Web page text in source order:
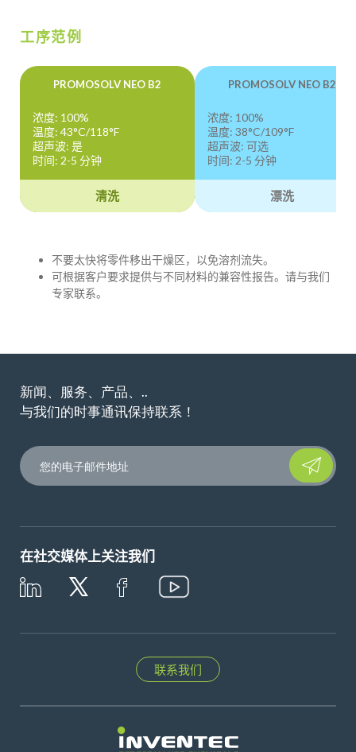
工序范例
PROMOSOLV NEO B2
浓度: 100%
温度: 43°C/118°F
超声波: 是
时间: 2-5 分钟
清洗
PROMOSOLV NEO B2
浓度: 100%
温度: 38°C/109°F
超声波: 可选
时间: 2-5 分钟
漂洗
不要太快将零件移出干燥区，以免溶剂流失。
可根据客户要求提供与不同材料的兼容性报告。请与我们
专家联系。
新闻、服务、产品、..
与我们的时事通讯保持联系！
Please
在社交媒体上关注我们
联系我们